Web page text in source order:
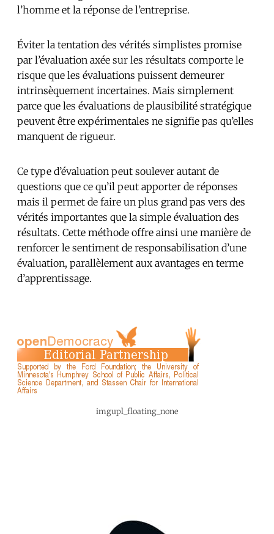
l’homme et la réponse de l’entreprise.
Éviter la tentation des vérités simplistes promise
par l’évaluation axée sur les résultats comporte le
risque que les évaluations puissent demeurer
intrinsèquement incertaines. Mais simplement
parce que les évaluations de plausibilité stratégique
peuvent être expérimentales ne signifie pas qu’elles
manquent de rigueur.
Ce type d’évaluation peut soulever autant de
questions que ce qu’il peut apporter de réponses
mais il permet de faire un plus grand pas vers des
vérités importantes que la simple évaluation des
résultats. Cette méthode offre ainsi une manière de
renforcer le sentiment de responsabilisation d’une
évaluation, parallèlement aux avantages en terme
d’apprentissage.
imgupl_floating_none